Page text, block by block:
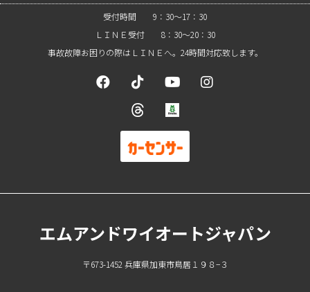
受付時間 9：30～17：30
ＬＩＮＥ受付 8：30～20：30
事故故障お困りの際はＬＩＮＥへ。24時間対応致します。
エムアンドワイオートジャパン
〒673-1452 兵庫県加東市鳥居１９８−３